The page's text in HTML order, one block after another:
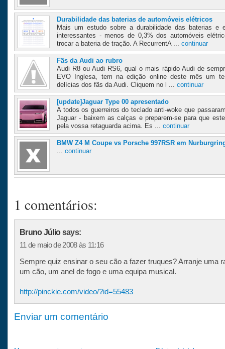
Durabilidade das baterias de automóveis elétricos
Mais um estudo sobre a durabilidade das baterias e
interessantes - menos de 0,3% dos automóveis
trocar a bateria de tração. A RecurrentA ... continuar
Fãs da Audi ao rubro
Audi R8 ou Audi RS6, qual o mais rápido Audi de
EVO Inglesa, tem na edição online deste mês um
delícias dos fãs da Audi. Cliquem no l ... continuar
[update]Jaguar Type 00 apresentado
A todos os guerreiros do teclado anti-woke que
Jaguar - baixem as calças e preparem-se para que
pela vossa retaguarda acima. Es ... continuar
BMW Z4 M Coupe vs Porsche 997RSR em
... continuar
1 comentários:
Bruno Júliosays:
11 de maio de 2008 às 11:16
Sempre quiz ensinar o seu cão a fazer truques? Arranje uma
um cão, um anel de fogo e uma equipa musical.
http://pinckie.com/video/?id=55483
Enviar um comentário